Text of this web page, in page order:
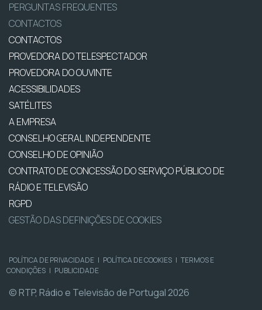
PERGUNTAS FREQUENTES
CONTACTOS
CONTACTOS
PROVEDORA DO TELESPECTADOR
PROVEDORA DO OUVINTE
ACESSIBILIDADES
SATÉLITES
A EMPRESA
CONSELHO GERAL INDEPENDENTE
CONSELHO DE OPINIÃO
CONTRATO DE CONCESSÃO DO SERVIÇO PÚBLICO DE
RÁDIO E TELEVISÃO
RGPD
GESTÃO DAS DEFINIÇÕES DE COOKIES
POLÍTICA DE PRIVACIDADE | POLÍTICA DE COOKIES | TERMOS E
CONDIÇÕES | PUBLICIDADE
© RTP, Rádio e Televisão de Portugal 2026